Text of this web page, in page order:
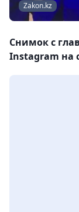
Zakon.kz
Снимок с
Instagram на